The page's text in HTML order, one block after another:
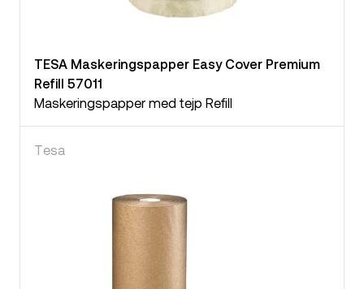
TESA Maskeringspapper Easy Cover Premium
Refill 57011
Maskeringspapper med tejp Refill
Tesa